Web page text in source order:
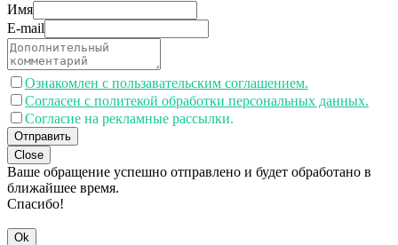
Имя
E-mail
Ознакомлен с пользавательским соглашением.
Согласен с политекой обработки персональных данных.
Согласие на рекламные рассылки.
Отправить
Close
Ваше обращение успешно отправлено и будет обработано в
ближайшее время.
Спасибо!
Ok